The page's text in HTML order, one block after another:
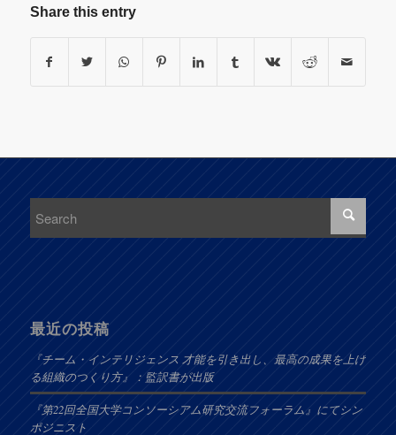
Share this entry
最近の投稿
『チーム・インテリジェンス 才能を引き出し、最高の成果を上げ
る組織のつくり方』：監訳書が出版
『第22回全国大学コンソーシアム研究交流フォーラム』にてシン
ポジニスト